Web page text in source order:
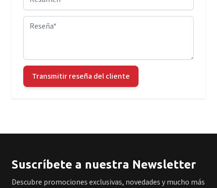
Reseña
Transmitir reseña del cliente
Suscríbete a nuestra Newsletter
Descubre promociones exclusivas, novedades y mucho más